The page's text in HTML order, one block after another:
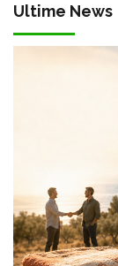
Ultime News